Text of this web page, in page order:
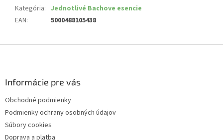
Kategória: Jednotlivé Bachove esencie
EAN: 5000488105438
Informácie pre vás
Obchodné podmienky
Podmienky ochrany osobných údajov
Súbory cookies
Doprava a platba